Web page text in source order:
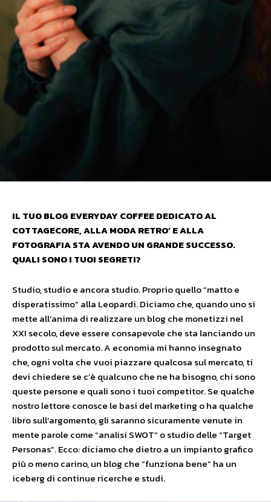
IL TUO BLOG EVERYDAY COFFEE DEDICATO AL
COTTAGECORE, ALLA MODA RETRO’ E ALLA
FOTOGRAFIA STA AVENDO UN GRANDE SUCCESSO.
QUALI SONO I TUOI SEGRETI?
Studio, studio e ancora studio. Proprio quello “matto e
disperatissimo” alla Leopardi. Diciamo che, quando uno si
mette all’anima di realizzare un blog che monetizzi nel
XXI secolo, deve essere consapevole che sta lanciando un
prodotto sul mercato. A economia mi hanno insegnato
che, ogni volta che vuoi piazzare qualcosa sul mercato, ti
devi chiedere se c’è qualcuno che ne ha bisogno, chi sono
queste persone e quali sono i tuoi competitor. Se qualche
nostro lettore conosce le basi del marketing o ha qualche
libro sull’argomento, gli saranno sicuramente venute in
mente parole come “analisi SWOT” o studio delle “Target
Personas”. Ecco: diciamo che dietro a un impianto grafico
più o meno carino, un blog che “funziona bene” ha un
iceberg di continue ricerche e studi.